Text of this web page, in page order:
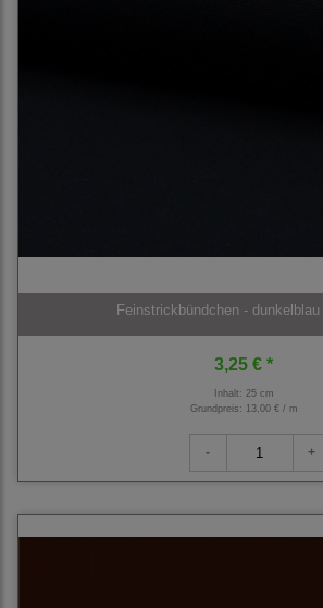
Feinstrickbündchen -
3,25 € *
Inhalt: 25 cm
Grundpreis: 13,00 € / m